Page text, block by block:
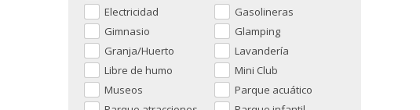
Electricidad
Gasolineras
Gimnasio
Glamping
Granja/Huerto
Lavandería
Libre de humo
Mini Club
Museos
Parque acuático